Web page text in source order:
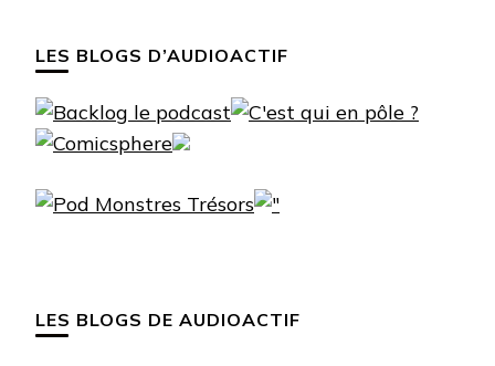
LES BLOGS D’AUDIOACTIF
LES BLOGS DE AUDIOACTIF